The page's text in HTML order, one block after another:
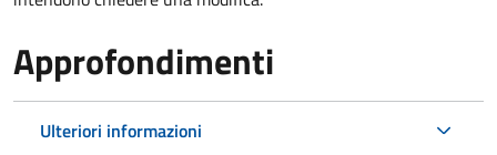
Approfondimenti
Ulteriori informazioni